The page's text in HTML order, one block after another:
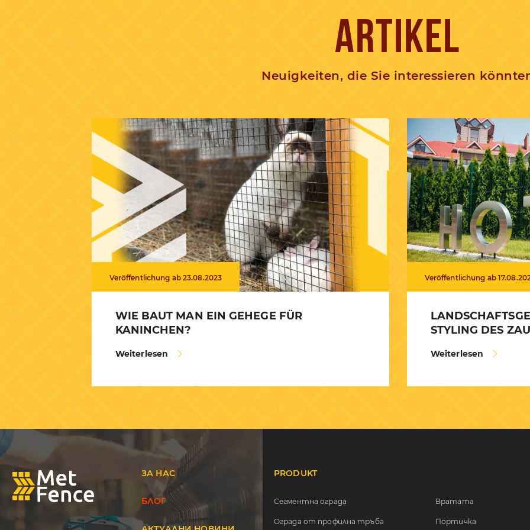
ARTIKEL
Neuigkeiten, die Sie interessieren
Veröffentlichung ab 23.08.2023
WIE BAUT MAN EIN GEHEGE FÜR
KANINCHEN?
Weiterlesen
Veröffentlichung ab
STYLING DES
Weiterlesen
ЗА НАС
БЛОГ
PRODUKT
Сегментна ограда
Ограда от профилна тръба
Вратата
Портичка